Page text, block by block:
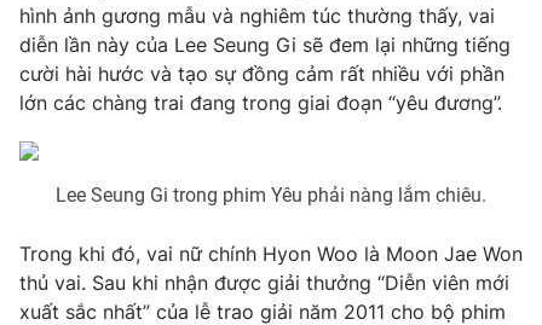
Photo Infographic
Video Shorts video
VTV Money
Thị trường 24h Tấm lòng Việt
hình ảnh gương mẫu và nghiêm túc thường thấy, vai
diễn lần này của Lee Seung Gi sẽ đem lại những tiếng
cười hài hước và tạo sự đồng cảm rất nhiều với phần
lớn các chàng trai đang trong giai đoạn “yêu đương”.
Lee Seung Gi trong phim Yêu phải nàng lắm chiêu.
Trong khi đó, vai nữ chính Hyon Woo là Moon Jae Won
thủ vai. Sau khi nhận được giải thưởng “Diễn viên mới
xuất sắc nhất” của lễ trao giải năm 2011 cho bộ phim